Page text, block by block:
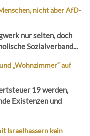
nicht aber AfD-
nur selten, doch
Sozialverband...
„Wohnzimmer“ auf
19 werden,
Existenzen und
Israelhassern kein